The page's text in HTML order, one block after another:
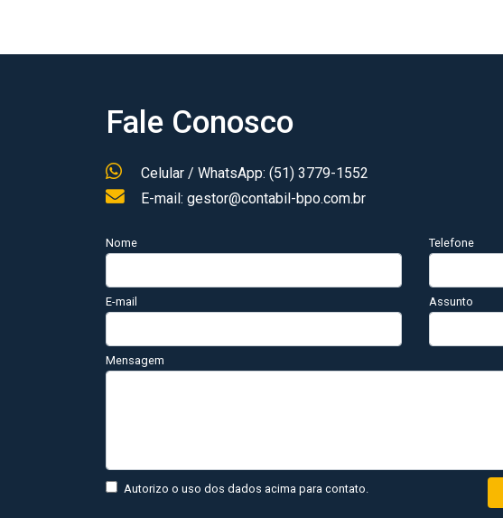
Fale Conosco
Celular / WhatsApp: (51) 3779-1552
E-mail: gestor@contabil-bpo.com.br
Nome Telefone
E-mail Assunto
Mensagem
Autorizo o uso dos dados acima para contato.